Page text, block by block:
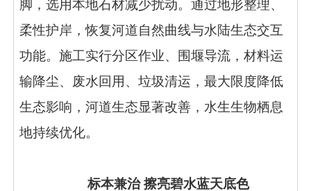
脚 ，选用本地石材减少扰动。通过地形整理、
柔性护岸，恢复河道自然曲线与水陆生态交互
功能。施工实行分区作业、围堰导流，材料运
输降尘、废水回用、垃圾清运，最大限度降低
生态影响，河道生态显著改善，水生生物栖息
地持续优化。
标本兼治 擦亮碧水蓝天底色